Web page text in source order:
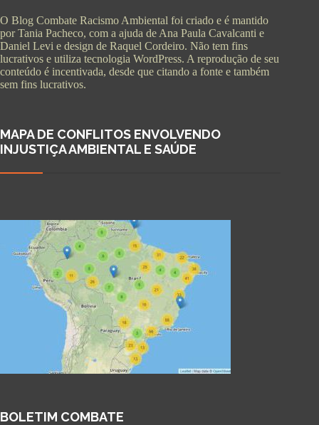
O Blog Combate Racismo Ambiental foi criado e é mantido
por Tania Pacheco, com a ajuda de Ana Paula Cavalcanti e
Daniel Levi e design de Raquel Cordeiro. Não tem fins
lucrativos e utiliza tecnologia WordPress. A reprodução de seu
conteúdo é incentivada, desde que citando a fonte e também
sem fins lucrativos.
MAPA DE CONFLITOS ENVOLVENDO
INJUSTIÇA AMBIENTAL E SAÚDE
BOLETIM COMBATE